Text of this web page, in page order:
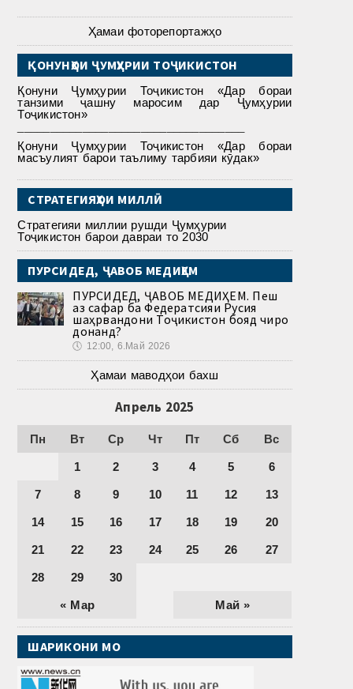
Ҳамаи фоторепортажҳо
ҚОНУНҲОИ ҶУМҲУРИИ ТОҶИКИСТОН
Қонуни Ҷумҳурии Тоҷикистон «Дар бораи
танзими ҷашну маросим дар Ҷумҳурии
Тоҷикистон»
Қонуни Ҷумҳурии Тоҷикистон «Дар бораи
масъулият барои таълиму тарбияи кӯдак»
СТРАТЕГИЯҲОИ МИЛЛӢ
Стратегияи миллии рушди Ҷумҳурии
Тоҷикистон барои давраи то 2030
ПУРСИДЕД, ҶАВОБ МЕДИҲЕМ
ПУРСИДЕД, ҶАВОБ МЕДИҲЕМ. Пеш
аз сафар ба Федератсияи Русия
шаҳрвандони Тоҷикистон бояд чиро
донанд?
🕔 12:00, 6.Май 2026
Ҳамаи маводҳои бахш
Апрель 2025
Пн Вт Ср Чт Пт Сб Вс
« Мар Май »
1 2 3 4 5 6
7 8 9 10 11 12 13
14 15 16 17 18 19 20
21 22 23 24 25 26 27
28 29 30
ШАРИКОНИ МО